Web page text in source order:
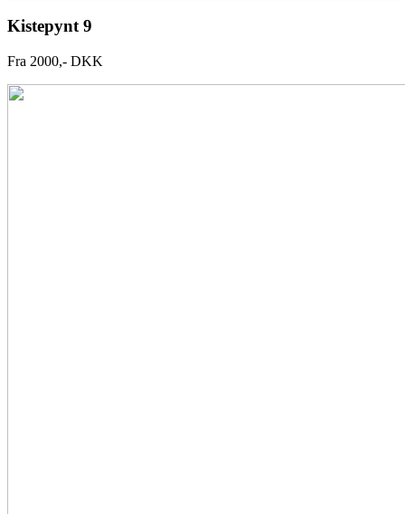
Kistepynt 9
Fra 2000,- DKK